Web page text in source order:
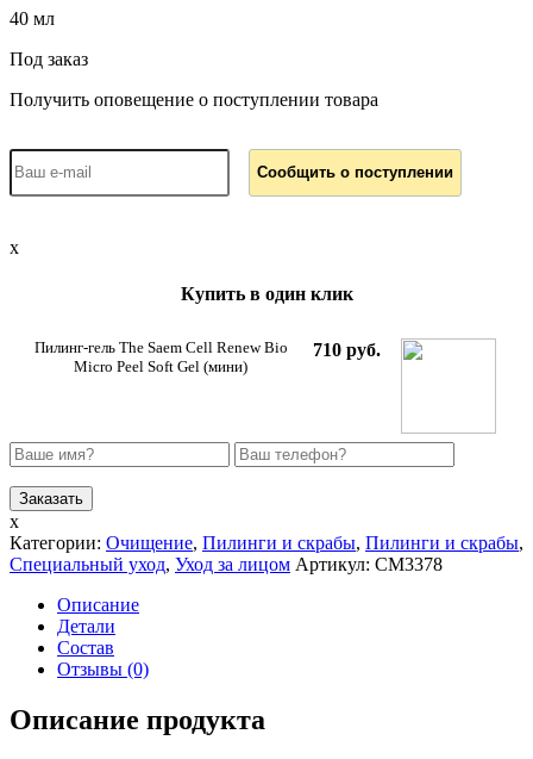
40 мл
Под заказ
Получить оповещение о поступлении товара
x
Купить в один клик
Пилинг-гель The Saem Cell Renew Bio
Micro Peel Soft Gel (мини)
710 руб.
x
Категории: Очищение, Пилинги и скрабы, Пилинги и скрабы,
Специальный уход, Уход за лицом Артикул: СМ3378
Описание
Детали
Состав
Отзывы (0)
Описание продукта